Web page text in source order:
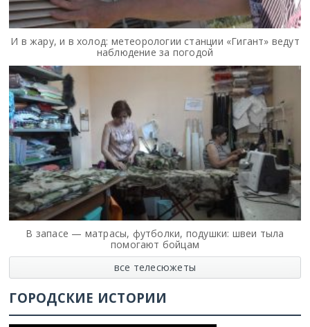
И в жару, и в холод: метеорологии станции «Гигант» ведут
наблюдение за погодой
В запасе — матрасы, футболки, подушки: швеи тыла
помогают бойцам
все телесюжеты
ГОРОДСКИЕ ИСТОРИИ